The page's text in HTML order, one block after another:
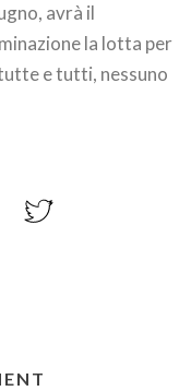
avrà il
la lotta per
e tutti, nessuno